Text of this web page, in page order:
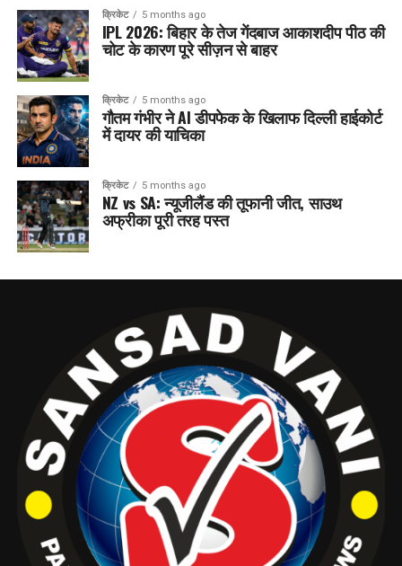
क्रिकेट 5 months ago
IPL 2026: बिहार के तेज गेंदबाज आकाशदीप पीठ की
चोट के कारण पूरे सीज़न से बाहर
क्रिकेट 5 months ago
गौतम गंभीर ने AI डीपफेक के खिलाफ दिल्ली हाईकोर्ट
में दायर की याचिका
क्रिकेट 5 months ago
NZ vs SA: न्यूजीलैंड की तूफानी जीत, साउथ
अफ्रीका पूरी तरह पस्त